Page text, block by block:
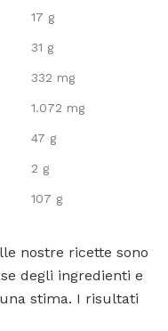
17 g
31 g
332 mg
1.072 mg
47 g
2 g
107 g
nostre ricette sono
degli ingredienti e
stima. I risultati